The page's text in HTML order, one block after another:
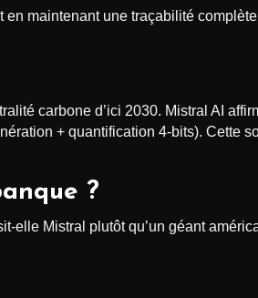
en maintenant une traçabilité
carbone d’ici 2030. Mistral AI
+ quantification 4-bits). Cette
?
elle Mistral plutôt qu’un géant